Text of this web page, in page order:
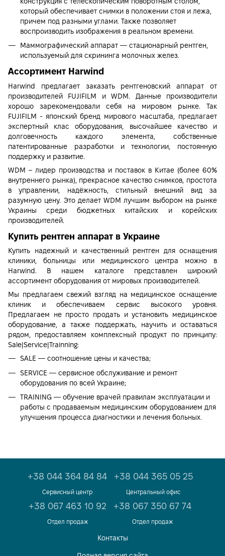
который обеспечивает снимки в положении стоя и лежа,
причем под разными углами. Также позволяет
воспроизводить изображения в реальном времени.
Маммографический аппарат — стационарный рентген,
используемый для скрининга молочных желез.
Ассортимент Harwind
Harwind предлагает заказать рентгеновский аппарат от
производителей FUJIFILM и WDM. Данные производители
хорошо зарекомендовали себя на мировом рынке. Так
FUJIFILM - японский бренд мирового масштаба, предлагает
экспертный клас оборудования, высочайшее качество и
долговечность каждого элемента, собственные
патентированные разработки и технологии, постоянную
поддержку и развитие.
WDM – лидер производства и поставок в Китае (более 60%
внутреннего рынка), прекрасное качество снимков, простота
в управлении, надёжность, стильный внешний вид за
разумную цену. Это делает WDM лучшим выбором на рынке
Украины среди бюджетных китайских и корейских
производителей.
Купить рентген аппарат в Украине
Купить надежный и качественный рентген для оснащения
клиники, больницы или медицинского центра можно в
Harwind. В нашем каталоге представлен широкий
ассортимент оборудования от мировых производителей.
Мы предлагаем свежий взгляд на медицинское оснащение
клиник и обеспечиваем сервис высокого уровня.
Предлагаем не просто продать и установить медицинское
оборудование, а также поддержать, научить и оставаться
рядом, предоставляем комплексный продукт по принципу:
Sale|Service|Trainning:
SALE — соотношение цены и качества;
SERVICE — сервисное обслуживание и ремонт
оборудования по всей Украине;
TRAINING — обучение врачей правилам эксплуатации и
работы с продаваемым медицинским оборудованием для
улучшения процесса диагностики и лечения больных.
+38 044 364 84 84
Сервисный центр
+38 044 365 05 25
Центральный офис
+38 067 463 10 92
Отдел продаж
+38 067 350 67 74
Отдел продаж
Контакты